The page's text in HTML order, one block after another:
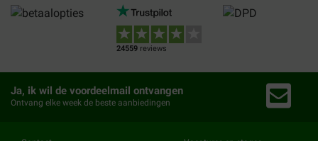
24559 reviews
Ja, ik wil de voordeelmail ontvangen
Ontvang elke week de beste aanbiedingen